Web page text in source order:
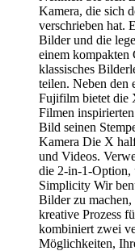
Kamera, die sich
verschrieben hat.
Bilder und die
einem kompakten
klassisches
teilen. Neben den
Fujifilm bietet die
Filmen
Bild seinen
Kamera Die X
und Videos.
die 2-in-1-Option,
Simplicity Wir
Bilder zu
kreative Prozess
kombiniert zwei
Möglichkeiten,